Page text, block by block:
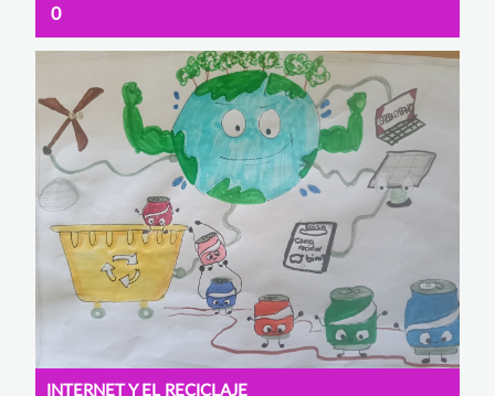
0
INTERNET Y EL RECICLAJE